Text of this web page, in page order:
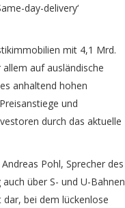
day-delivery‘
mit 4,1 Mrd.
auf ausländische
anhaltend hohen
und
durch das aktuelle
Pohl, Sprecher des
über S- und U-Bahnen
bei dem lückenlose